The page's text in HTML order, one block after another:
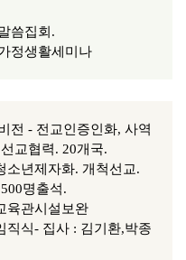
씀집회.
정생활세미나
전 - 전교인증인화, 사역
교협력. 20개국.
제자화. 개척선교.
명출석.
시설보완
직식- 집사 : 김기환,박종